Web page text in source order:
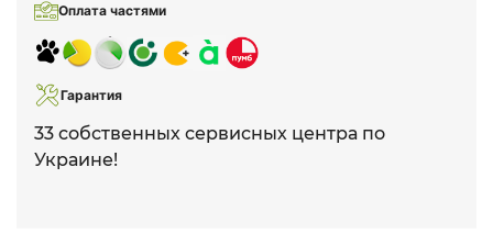
Оплата частями
Гарантия
33 собственных сервисных центра по
Украине!